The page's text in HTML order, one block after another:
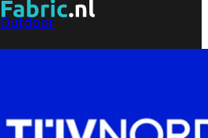
Outdoor